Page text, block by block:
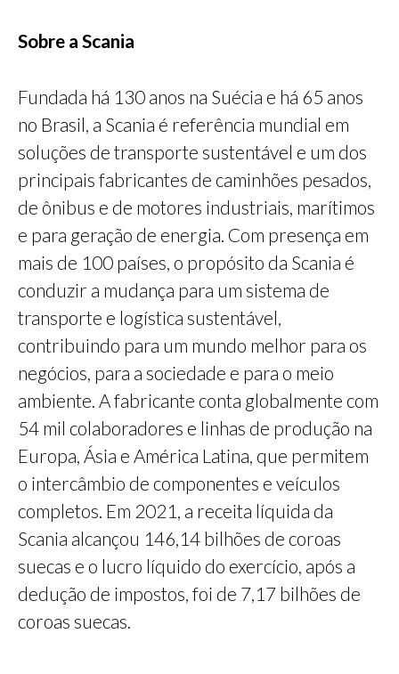
Sobre a Scania
Fundada há 130 anos na Suécia e há 65 anos
no Brasil, a Scania é referência mundial em
soluções de transporte sustentável e um dos
principais fabricantes de caminhões pesados,
de ônibus e de motores industriais, marítimos
e para geração de energia. Com presença em
mais de 100 países, o propósito da Scania é
conduzir a mudança para um sistema de
transporte e logística sustentável,
contribuindo para um mundo melhor para os
negócios, para a sociedade e para o meio
ambiente. A fabricante conta globalmente com
54 mil colaboradores e linhas de produção na
Europa, Ásia e América Latina, que permitem
o intercâmbio de componentes e veículos
completos. Em 2021, a receita líquida da
Scania alcançou 146,14 bilhões de coroas
suecas e o lucro líquido do exercício, após a
dedução de impostos, foi de 7,17 bilhões de
coroas suecas.